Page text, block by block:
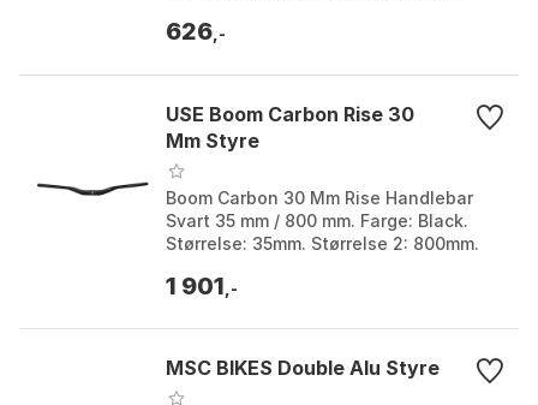
626 ,-
USE Boom Carbon Rise 30
Mm Styre
Boom Carbon 30 Mm Rise Handlebar
Svart 35 mm / 800 mm. Farge: Black.
Størrelse: 35mm. Størrelse 2: 800mm.
1 901 ,-
MSC BIKES Double Alu Styre